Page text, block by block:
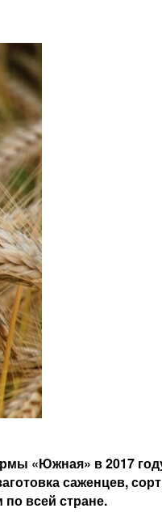
«Южная» в 2017
саженцев,
всей стране.